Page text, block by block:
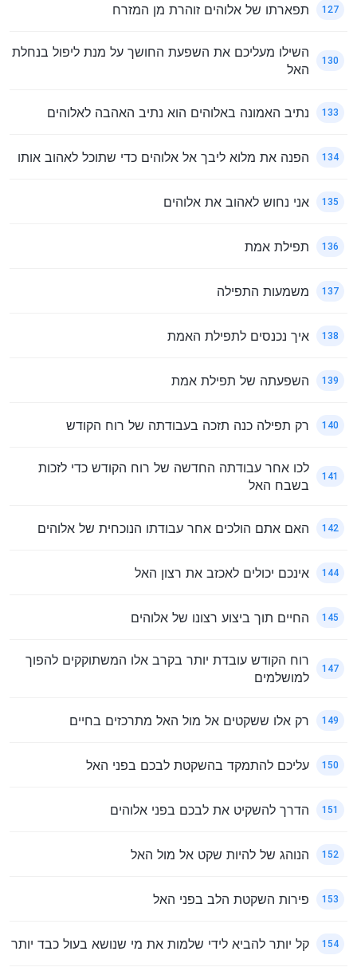
127 תפארתו של אלוהים זוהרת מן המזרח
130
השילו מעליכם את השפעת החושך על מנת ליפול בנחלת
האל
133 נתיב האמונה באלוהים הוא נתיב האהבה לאלוהים
134 הפנה את מלוא ליבך אל אלוהים כדי שתוכל לאהוב אותו
135 אני נחוש לאהוב את אלוהים
136 תפילת אמת
137 משמעות התפילה
138 איך נכנסים לתפילת האמת
139 השפעתה של תפילת אמת
140 רק תפילה כנה תזכה בעבודתה של רוח הקודש
141
לכו אחר עבודתה החדשה של רוח הקודש כדי לזכות
בשבח האל
142 האם אתם הולכים אחר עבודתו הנוכחית של אלוהים
144 אינכם יכולים לאכזב את רצון האל
145 החיים תוך ביצוע רצונו של אלוהים
147
רוח הקודש עובדת יותר בקרב אלו המשתוקקים להפוך
למושלמים
149 רק אלו ששקטים אל מול האל מתרכזים בחיים
150 עליכם להתמקד בהשקטת לבכם בפני האל
151 הדרך להשקיט את לבכם בפני אלוהים
152 הנוהג של להיות שקט אל מול האל
153 פירות השקטת הלב בפני האל
154 קל יותר להביא לידי שלמות את מי שנושא בעול כבד יותר